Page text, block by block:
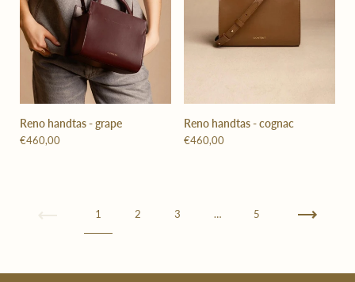
Reno handtas - grape
€460,00
Reno handtas - cognac
€460,00
Vorige 1 2 3 … 5 Volgende